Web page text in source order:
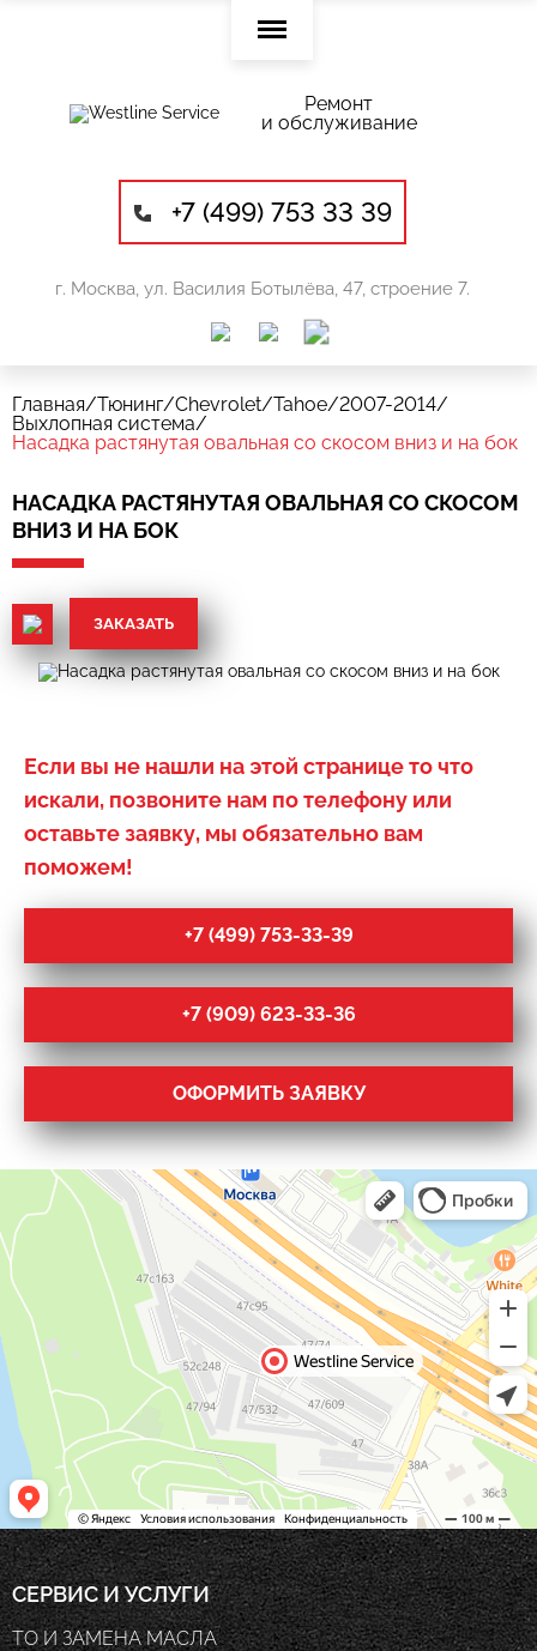
Ремонт
и обслуживание
+7 (499) 753 33 39
г. Москва, ул. Василия Ботылёва, 47, строение 7.
Главная/Тюнинг/Chevrolet/Tahoe/2007-2014/
Выхлопная система/
Насадка растянутая овальная со скосом вниз и на бок
НАСАДКА РАСТЯНУТАЯ ОВАЛЬНАЯ СО СКОСОМ
ВНИЗ И НА БОК
ЗАКАЗАТЬ
Если вы не нашли на этой странице то что
искали, позвоните нам по телефону или
оставьте заявку, мы обязательно вам
поможем!
+7 (499) 753-33-39
+7 (909) 623-33-36
ОФОРМИТЬ ЗАЯВКУ
СЕРВИС И УСЛУГИ
ТО И ЗАМЕНА МАСЛА